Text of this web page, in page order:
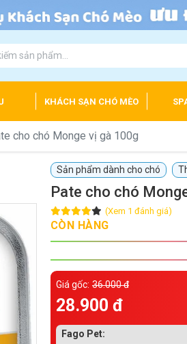
KHÁCH SẠN CHÓ MÈO
cho chó Monge vị gà 100g
Sản phẩm dành cho chó
Pate cho chó
(Xem 1 đánh giá)
CÒN HÀNG
Giá gốc: 36.000 đ
28.900 đ
Fago Pet: